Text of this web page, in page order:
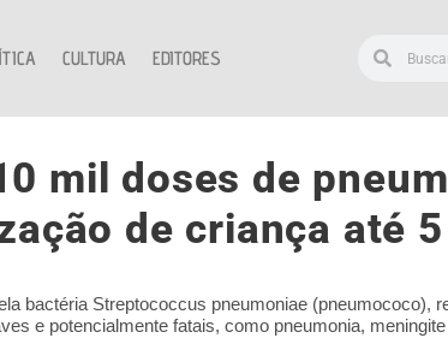
CULTURA EDITORES
mil doses de
de criança até
bactéria Streptococcus pneumoniae (pneumococo),
e potencialmente fatais, como pneumonia,